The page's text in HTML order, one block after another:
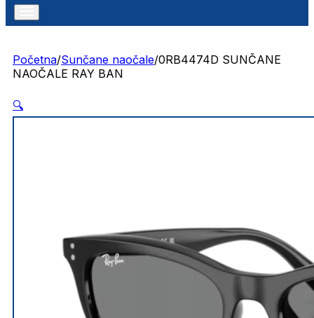
Početna/Sunčane naočale/0RB4474D SUNČANE
NAOČALE RAY BAN
🔍